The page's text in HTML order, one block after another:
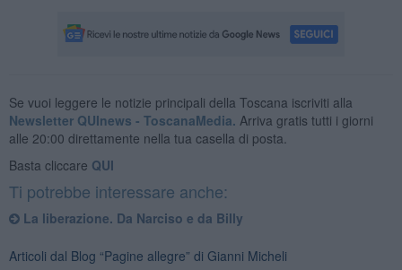
Se vuoi leggere le notizie principali della Toscana iscriviti alla
Newsletter QUInews - ToscanaMedia. Arriva gratis tutti i giorni
alle 20:00 direttamente nella tua casella di posta.
Basta cliccare QUI
Ti potrebbe interessare anche:
La liberazione. Da Narciso e da Billy
Articoli dal Blog “Pagine allegre” di Gianni Micheli